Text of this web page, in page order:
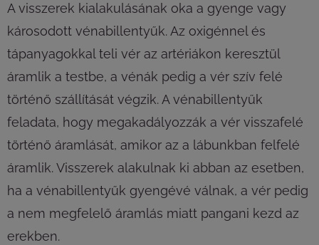
A visszerek kialakulásának oka a gyenge vagy
károsodott vénabillentyűk. Az oxigénnel és
tápanyagokkal teli vér az artériákon keresztül
áramlik a testbe, a vénák pedig a vér szív felé
történő szállítását végzik. A vénabillentyűk
feladata, hogy megakadályozzák a vér visszafelé
történő áramlását, amikor az a lábunkban felfelé
áramlik. Visszerek alakulnak ki abban az esetben,
ha a vénabillentyűk gyengévé válnak, a vér pedig
a nem megfelelő áramlás miatt pangani kezd az
erekben.